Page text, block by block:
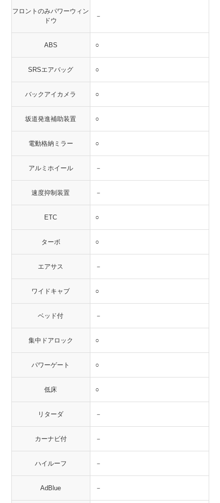
フロントのみパワーウィン
ドウ
－
ABS ○
SRSエアバッグ ○
バックアイカメラ ○
坂道発進補助装置 ○
電動格納ミラー ○
アルミホイール －
速度抑制装置 －
ETC ○
ターボ ○
エアサス －
ワイドキャブ ○
ベッド付 －
集中ドアロック ○
パワーゲート ○
低床 ○
リターダ －
カーナビ付 －
ハイルーフ －
AdBlue －